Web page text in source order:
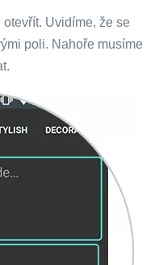
Uvidíme, že se
poli. Nahoře musíme